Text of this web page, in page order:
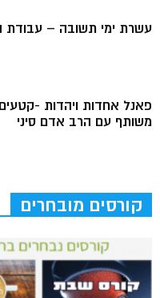
עשרת ימי תשובה – עבודת
פאנל אחדות ויהדות -קטעים
משותף עם הרב אדם סיני
קורסים מובחרים